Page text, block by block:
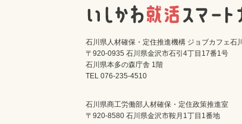
石川県人材確保・定住推進機構 ジョブカフェ石川
〒920-0935 石川県金沢市石引4丁目17番1号
石川県本多の森庁舎 1階
TEL 076-235-4510
石川県商工労働部人材確保・定住政策推進室
〒920-8580 石川県金沢市鞍月1丁目1番地